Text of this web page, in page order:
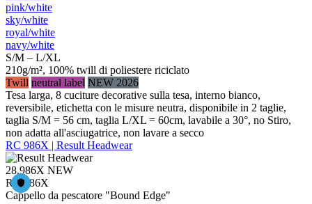
pink/​white
sky/​white
royal/​white
navy/​white
S/M – L/XL
210g/m², 100% twill di poliestere riciclato
Twill neutral label NEW 2026
Tesa larga, 8 cuciture decorative sulla tesa, interno bianco,
reversibile, etichetta con le misure neutra, disponibile in 2 taglie,
taglia S/M = 56 cm, taglia L/XL = 60cm, lavabile a 30°, no Stiro,
non adatta all'asciugatrice, non lavare a secco
RC 986X | Result Headwear
28.986X NEW
RC 986X
Cappello da pescatore "Bound Edge"